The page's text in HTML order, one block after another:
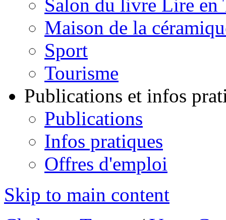
Salon du livre Lire en
Maison de la
Sport
Tourisme
Publications et infos
Publications
Infos pratiques
Offres d'emploi
Skip to main content